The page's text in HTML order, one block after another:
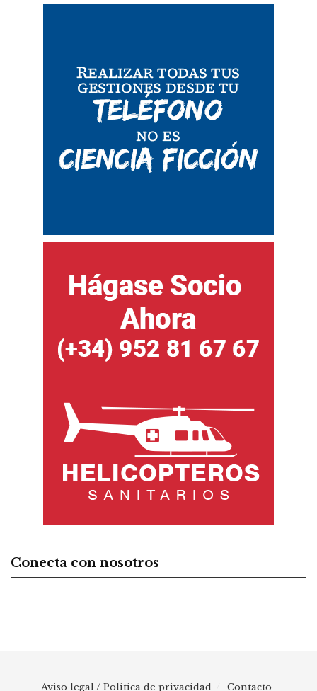
Conecta con nosotros
Aviso legal / Política de privacidad Contacto